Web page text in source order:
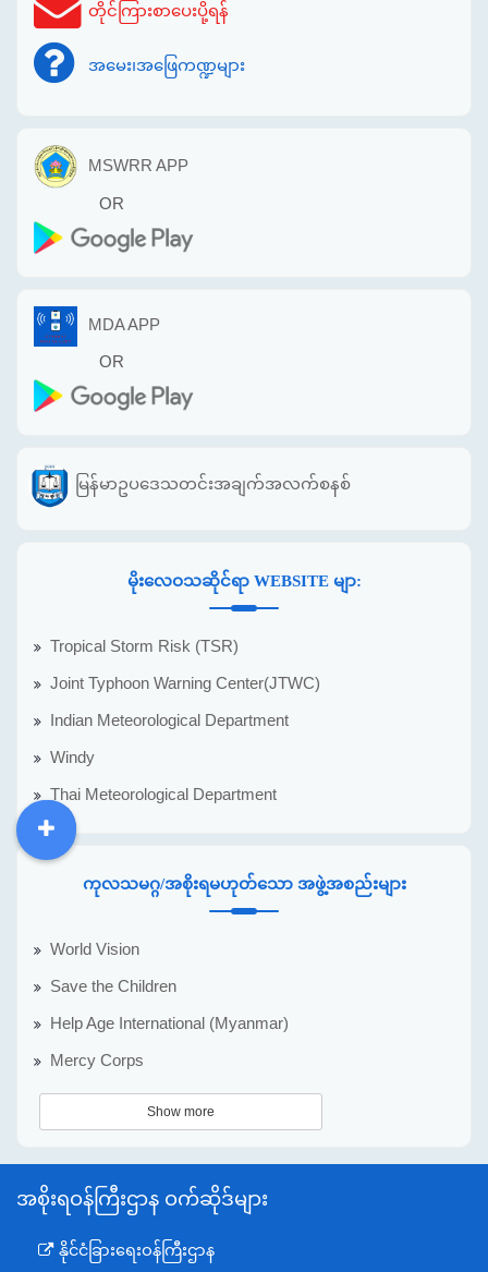
တိုင်ကြားစာပေးပို့ရန်
အမေး၊အဖြေကဏ္ဍများ
MSWRR APP
OR
MDA APP
OR
မြန်မာဥပဒေသတင်းအချက်အလက်စနစ်
မိုးလေဝသဆိုင်ရာ WEBSITE မျာ:
Tropical Storm Risk (TSR)
Joint Typhoon Warning Center(JTWC)
Indian Meteorological Department
Windy
Thai Meteorological Department
ကုလသမဂ္ဂ/အစိုးရမဟုတ်သော အဖွဲ့အစည်းများ
World Vision
Save the Children
Help Age International (Myanmar)
Mercy Corps
Show more
အစိုးရဝန်ကြီးဌာန ဝက်ဆိုဒ်များ
နိုင်ငံခြားရေးဝန်ကြီးဌာန